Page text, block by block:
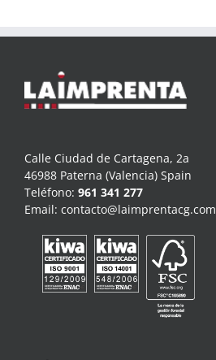
Calle Ciudad de Cartagena, 2a
46988 Paterna (Valencia) Spain
Teléfono: 961 341 277
Email: contacto@laimprentacg.com